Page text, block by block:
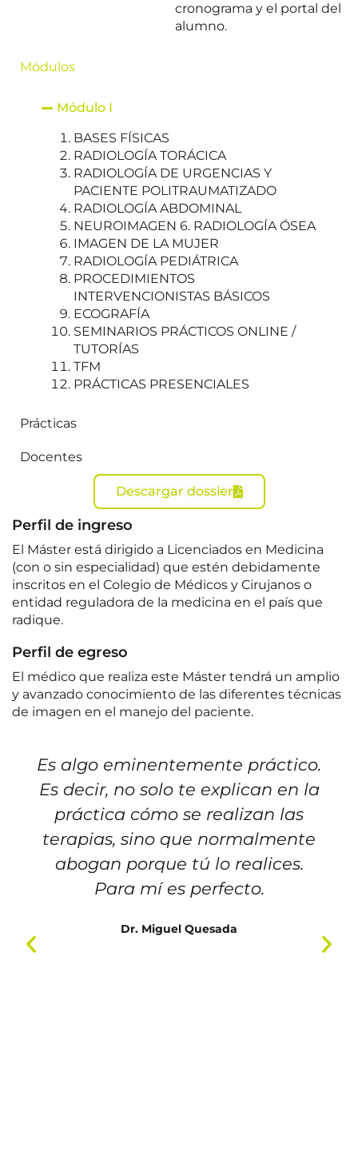
cronograma y el portal del
alumno.
Módulos
Módulo I
BASES FÍSICAS
RADIOLOGÍA TORÁCICA
RADIOLOGÍA DE URGENCIAS Y
PACIENTE POLITRAUMATIZADO
RADIOLOGÍA ABDOMINAL
NEUROIMAGEN 6. RADIOLOGÍA ÓSEA
IMAGEN DE LA MUJER
RADIOLOGÍA PEDIÁTRICA
PROCEDIMIENTOS
INTERVENCIONISTAS BÁSICOS
ECOGRAFÍA
SEMINARIOS PRÁCTICOS ONLINE /
TUTORÍAS
TFM
PRÁCTICAS PRESENCIALES
Prácticas
Docentes
Descargar dossier
Perfil de ingreso
El Máster está dirigido a Licenciados en Medicina
(con o sin especialidad) que estén debidamente
inscritos en el Colegio de Médicos y Cirujanos o
entidad reguladora de la medicina en el país que
radique.
Perfil de egreso
El médico que realiza este Máster tendrá un amplio
y avanzado conocimiento de las diferentes técnicas
de imagen en el manejo del paciente.
Es algo eminentemente práctico.
Es decir, no solo te explican en la
práctica cómo se realizan las
terapias, sino que normalmente
abogan porque tú lo realices.
Para mí es perfecto.
Dr. Miguel Quesada